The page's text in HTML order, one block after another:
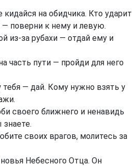
на обидчика. Кто ударит
поверни к нему и левую.
из-за рубахи — отдай ему и
часть пути — пройди для него
тебя — дай. Кому нужно взять у
своего ближнего и ненавидь
знаете.
своих врагов, молитесь за
Небесного Отца. Он